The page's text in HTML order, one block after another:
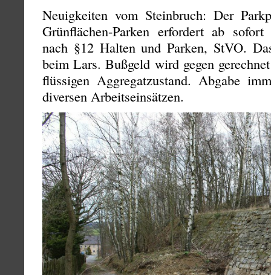
Neuigkeiten vom Steinbruch: Der
Grünflächen-Parken erfordert ab sofort
nach §12 Halten und Parken, StVO.
beim Lars. Bußgeld wird gegen
flüssigen Aggregatzustand. Abgabe
diversen Arbeitseinsätzen.